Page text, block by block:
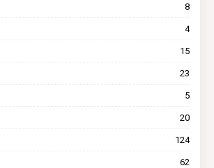
8
4
15
23
5
20
124
62